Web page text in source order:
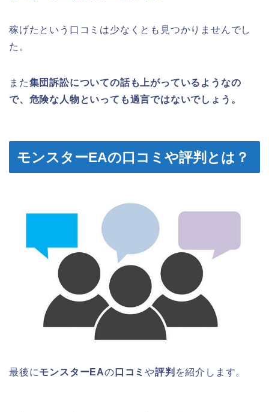
稼げたという口コミは少なくとも見つかりませんでし
た。
また集団訴訟についての話も上がっているようなの
で、危険な人物といっても過言ではないでしょう。
モンスターEAの口コミや評判とは？
最後にモンスターEAの 口コミや評判 を紹介します。